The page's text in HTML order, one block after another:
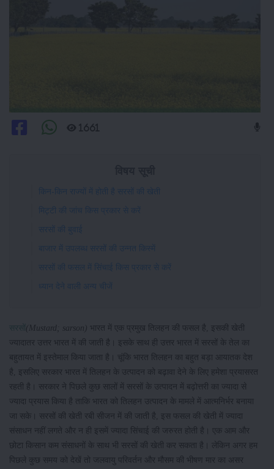
1661
किन-किन राज्यों में होती है सरसों की खेती
मिट्टी की जांच किस प्रकार से करें
सरसों की बुवाई
बाजार में उपलब्ध सरसों की उन्नत किस्में
सरसों की फसल में सिंचाई किस प्रकार से करें
ध्यान देने वाली अन्य चीजें
सरसों (Mustard; sarson) भारत में एक प्रमुख तिलहन की फसल है, इसकी खेती
ज्यादातर उत्तर भारत में की जाती है। इसके साथ ही उत्तर भारत में सरसों के तेल का
बहुतायत में इस्तेमाल किया जाता है। चूंकि भारत तिलहन का बहुत बड़ा आयातक देश
है, इसलिए सरकार भारत में तिलहन के उत्पादन को बढ़ावा देने के लिए हमेशा प्रयासरत
रहती है। सरकार ने पिछले कुछ सालों में सरसों के उत्पादन में बढ़ोत्तरी का ज्यादा से
ज्यादा प्रयास किया है ताकि भारत को तिलहन उत्पादन के मामले में आत्मनिर्भर बनाया
जा सके। सरसों की खेती रबी सीजन में की जाती है, इस फसल की खेती में ज्यादा
संसाधन नहीं लगते और न ही इसमें ज्यादा सिंचाई की जरुरत होती है। एक आम और
छोटा किसान कम संसाधनों के साथ भी सरसों की खेती कर सकता है। लेकिन अगर हम
पिछले कुछ समय को देखें तो जलवायु परिवर्तन और मौसम की भीषण मार का असर